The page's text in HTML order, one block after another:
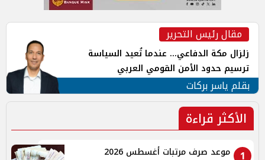
مقال رئيس التحرير
زلزال مكة الدفاعي... عندما تُعيد السياسة
ترسيم حدود الأمن القومي العربي
بقلم ياسر بركات
الأكثر قراءة
1
موعد صرف مرتبات أغسطس 2026